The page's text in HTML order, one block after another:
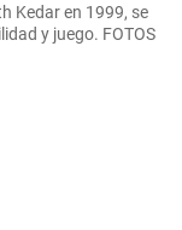
Kedar en 1999, se
y juego. FOTOS